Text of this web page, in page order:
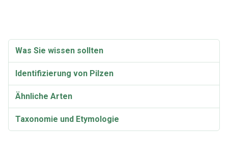
Was Sie wissen sollten
Identifizierung von Pilzen
Ähnliche Arten
Taxonomie und Etymologie